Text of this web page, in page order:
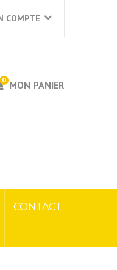
COMPTE
MON PANIER
0
CONTACT